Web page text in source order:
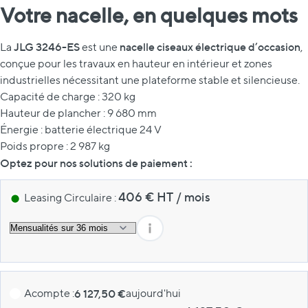
Votre nacelle, en quelques mots
La JLG 3246-ESest une nacelle ciseaux électrique d’occasion,
conçue pour les travaux en hauteur en intérieur et zones
industrielles nécessitant une plateforme stable et silencieuse.
Capacité de charge : 320 kg
Hauteur de plancher : 9 680 mm
Énergie : batterie électrique 24 V
Poids propre : 2 987 kg
Optez pour nos solutions de paiement :
Leasing Circulaire :406 € HT / mois
Acompte :6 127,50 €aujourd'hui